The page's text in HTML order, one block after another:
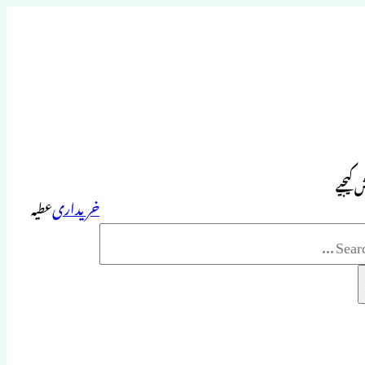
کیجیے
خریداریعطیہ